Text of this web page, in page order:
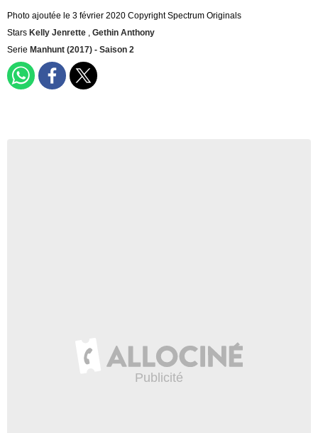
Photo ajoutée le 3 février 2020 Copyright Spectrum Originals
Stars Kelly Jenrette , Gethin Anthony
Serie Manhunt (2017) - Saison 2